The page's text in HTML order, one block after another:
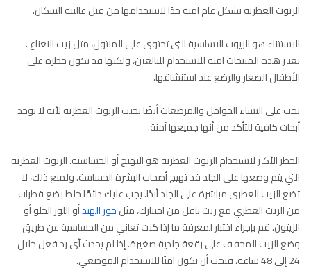
الزيوت العطرية بشكل عام آمنة جدًا لاستخدامها من قبل غالبية السكان.
الاستثناء هو الزيوت الاساسية التي تحتوي على المنثول، مثل زيت النعناع .
تعتبر هذه المنتجات آمنة للاستخدام للبالغين، ولكنها قد تكون خطرة على
الأطفال الصغار والرضع عند استنشاقها.
يجب على النساء الحوامل والمرضعات أيضًا تجنب الزيوت العطرية لأنه لا توجد
أبحاث كافية للتأكد من أنها جميعها آمنة.
الخطر الأكبر لاستخدام الزيوت العطرية هو التهيج أو الحساسية. الزيوت العطرية
التي يتم وضعها على الجلد قد تهيج أصحاب البشرة الحساسة. ولمنع ذلك، لا
تضع الزيت العطري مباشرة على الجلد أبدًا. يجب عليك دائمًا خلط بضع قطرات
من الزيت العطري مع زيت ناقل من اختيارك، مثلجوز الهندأو اللوز الحلو أو
الزيتون. قم بإجراء اختبار لمعرفة ما إذا كنت تعاني من الحساسية عن طريق
وضع الزيت المخفف على رقعة جلدية صغيرة. إذا لم يحدث أي رد فعل خلال
24 إلى 48 ساعة، فيجب أن يكون آمنًا للاستخدام الموضعي.